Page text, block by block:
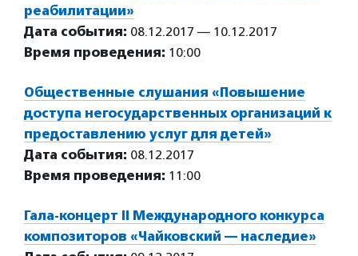
реабилитации»
Дата события: 08.12.2017 — 10.12.2017
Время проведения: 10:00
Общественные слушания «Повышение
доступа негосударственных организаций к
предоставлению услуг для детей»
Дата события: 08.12.2017
Время проведения: 11:00
Гала-концерт II Международного конкурса
композиторов «Чайковский — наследие»